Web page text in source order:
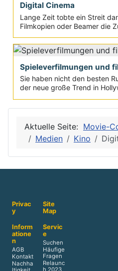
Digital Cinema
Lange Zeit tobte ein Streit
Filmkopien oder Beamer die
Spieleverfilmungen und
Sie haben nicht den besten
der neue große Trend in
Aktuelle Seite: Movie-
Medien
Kino
Privac
y
Site
Map
Inform
atione
n
AGB
Kontakt
Nachha
Servic
e
Suchen
Häufige
Fragen
Relaunc